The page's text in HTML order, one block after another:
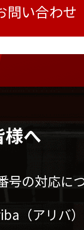
問い合わせ
へ
号の対応に
（アリバ